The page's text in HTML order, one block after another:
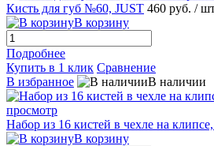
Кисть для губ №60, JUST 460 руб. /
В корзину
Подробнее
Купить в 1 клик Сравнение
В избранное
В наличии
просмотр
Набор из 16 кистей в чехле на
В корзину